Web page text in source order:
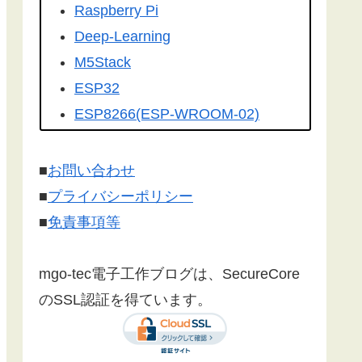
こちらの記事
いただけました。ありがとうござい
ます！
紹介されました。ありがとうござい
ます。
Raspberry Pi
Deep-Learning
M5Stack
ESP32
ESP8266(ESP-WROOM-02)
Firebase
センサー
漢字フォント
SSL/TLS 暗号化通信
有機EL(OLED)
LCD(液晶ディスプレイ)
Websocket
■お問い合わせ
■プライバシーポリシー
■免責事項等
mgo-tec電子工作ブログは、SecureCore
のSSL認証を得ています。